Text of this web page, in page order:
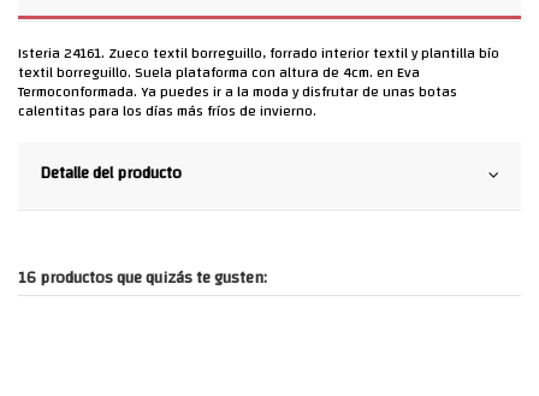
Isteria 24161. Zueco textil borreguillo, forrado interior textil y plantilla bío
textil borreguillo. Suela plataforma con altura de 4cm. en Eva
Termoconformada. Ya puedes ir a la moda y disfrutar de unas botas
calentitas para los días más fríos de invierno.
Detalle del producto
16 productos que quizás te gusten: